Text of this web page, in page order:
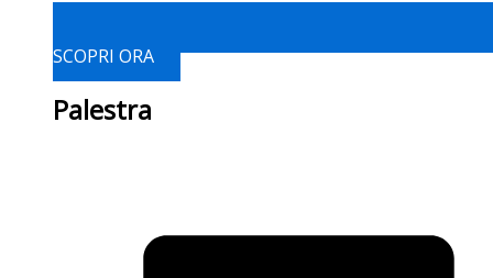
SCOPRI ORA
Palestra